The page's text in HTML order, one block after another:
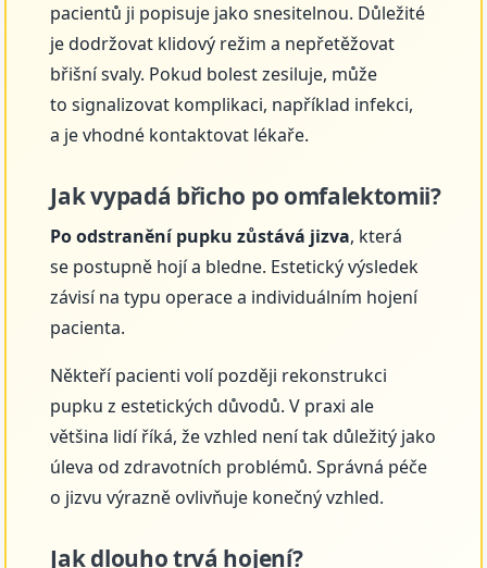
pacientů ji popisuje jako snesitelnou. Důležité
je dodržovat klidový režim a nepřetěžovat
břišní svaly. Pokud bolest zesiluje, může
to signalizovat komplikaci, například infekci,
a je vhodné kontaktovat lékaře.
Jak vypadá břicho po omfalektomii?
Po odstranění pupku zůstává jizva, která
se postupně hojí a bledne. Estetický výsledek
závisí na typu operace a individuálním hojení
pacienta.
Někteří pacienti volí později rekonstrukci
pupku z estetických důvodů. V praxi ale
většina lidí říká, že vzhled není tak důležitý jako
úleva od zdravotních problémů. Správná péče
o jizvu výrazně ovlivňuje konečný vzhled.
Jak dlouho trvá hojení?